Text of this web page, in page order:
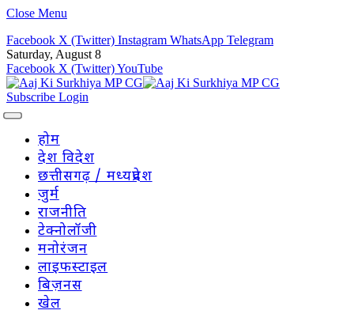
Close Menu
Facebook X (Twitter) Instagram WhatsApp Telegram
Saturday, August 8
Facebook X (Twitter)YouTube
Subscribe Login
होम
देश विदेश
छत्तीसगढ़ / मध्यप्रदेश
जुर्म
राजनीति
टेक्नोलॉजी
मनोरंजन
लाइफस्टाइल
बिज़नस
खेल